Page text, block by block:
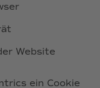
Website
ein Cookie